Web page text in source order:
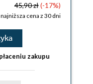
45,90 zł(-17%)
cena z 30 dni
zakupu